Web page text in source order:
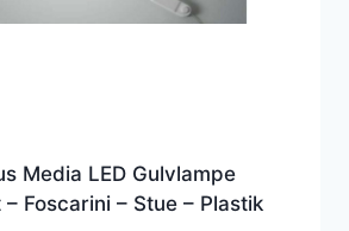
Media LED Gulvlampe
Foscarini – Stue – Plastik